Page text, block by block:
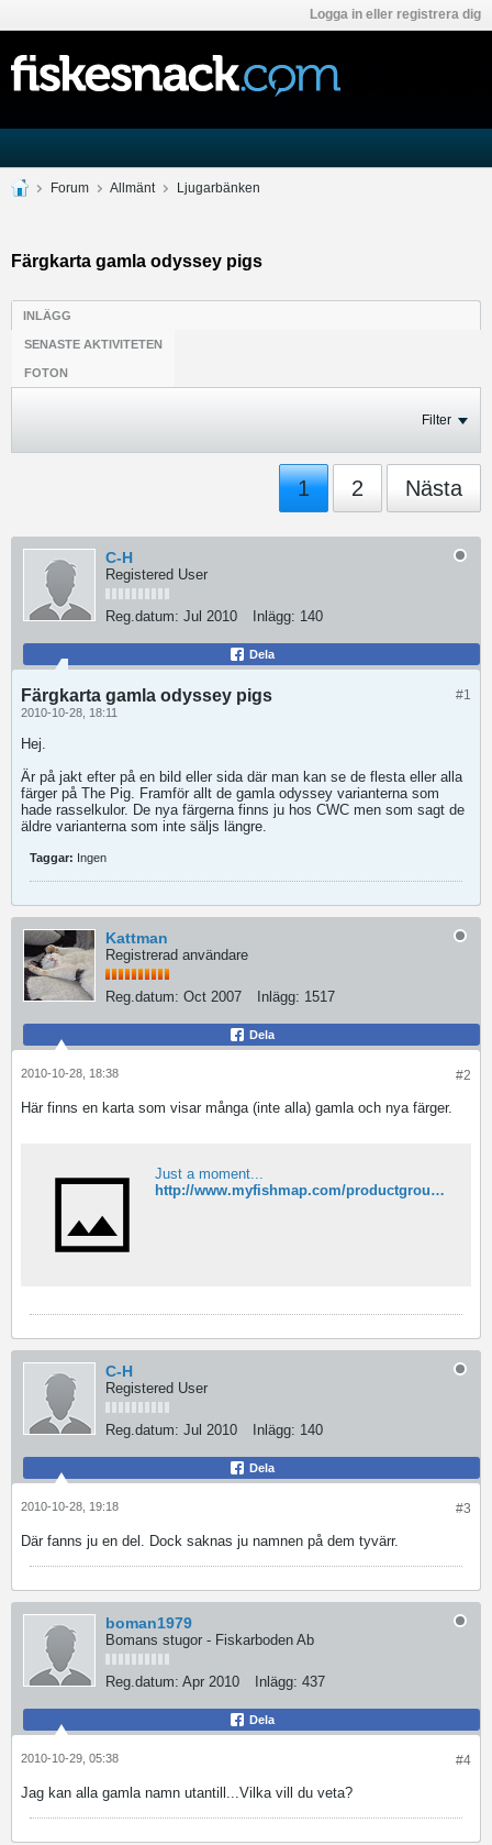
Logga in eller registrera dig
Forum Allmänt Ljugarbänken
Färgkarta gamla odyssey pigs
INLÄGG
SENASTE AKTIVITETEN
FOTON
Filter
1 2 Nästa
C-H
Registered User
Reg.datum: Jul 2010 Inlägg: 140
Dela
#1
Färgkarta gamla odyssey pigs
2010-10-28, 18:11
Hej.
Är på jakt efter på en bild eller sida där man kan se de flesta eller alla
färger på The Pig. Framför allt de gamla odyssey varianterna som
hade rasselkulor. De nya färgerna finns ju hos CWC men som sagt de
äldre varianterna som inte säljs längre.
Taggar: Ingen
Kattman
Registrerad användare
Reg.datum: Oct 2007 Inlägg: 1517
Dela
#2
2010-10-28, 18:38
Här finns en karta som visar många (inte alla) gamla och nya färger.
Just a moment...
http://www.myfishmap.com/productgroups/1490/odyssey-lures-the-pig
C-H
Registered User
Reg.datum: Jul 2010 Inlägg: 140
Dela
#3
2010-10-28, 19:18
Där fanns ju en del. Dock saknas ju namnen på dem tyvärr.
boman1979
Bomans stugor - Fiskarboden Ab
Reg.datum: Apr 2010 Inlägg: 437
Dela
#4
2010-10-29, 05:38
Jag kan alla gamla namn utantill...Vilka vill du veta?